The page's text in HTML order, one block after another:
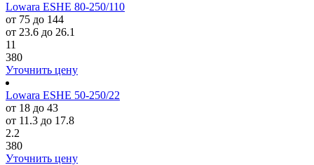
Lowara ESHE 80-250/110
от 75 до 144
от 23.6 до 26.1
11
380
Уточнить цену
Lowara ESHE 50-250/22
от 18 до 43
от 11.3 до 17.8
2.2
380
Уточнить цену